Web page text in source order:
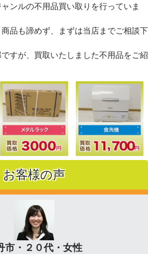
ンルの不用品買い取りを行っていま
品も諦めず、まずは当店までご相談下
すが、買取いたしました不用品をご紹
お客様の声
市・２０代・女性